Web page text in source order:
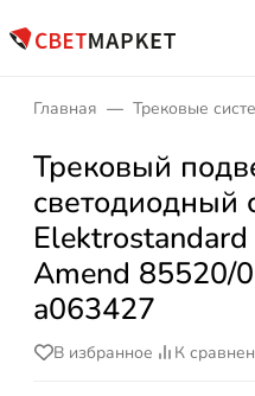
Главная Трековые
Трековый
светодиодный
Amend 85520/
a063427
В избранное К